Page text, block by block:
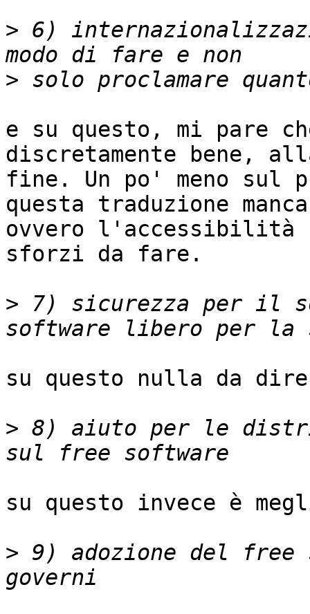
> 6)
>
e su questo, mi pare
discretamente bene,
fine. Un po' meno sul
questa traduzione
ovvero l'accessibilità
sforzi da fare.
> 7) sicurezza per il
su questo nulla da dire
> 8) aiuto per le
su questo invece è
> 9) adozione del free